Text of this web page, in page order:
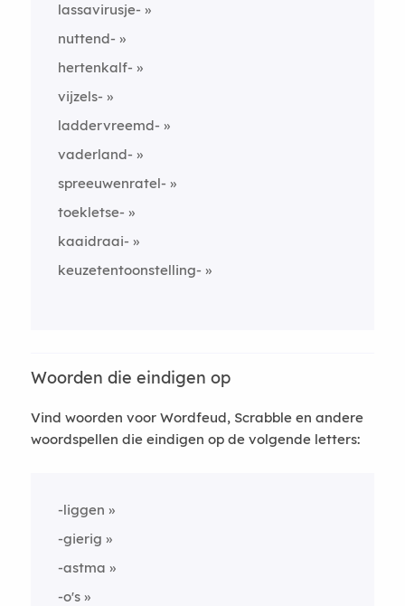
lassavirusje-
nuttend-
hertenkalf-
vijzels-
laddervreemd-
vaderland-
spreeuwenratel-
toekletse-
kaaidraai-
keuzetentoonstelling-
Woorden die eindigen op
Vind woorden voor Wordfeud, Scrabble en andere
woordspellen die eindigen op de volgende letters:
-liggen
-gierig
-astma
-o's